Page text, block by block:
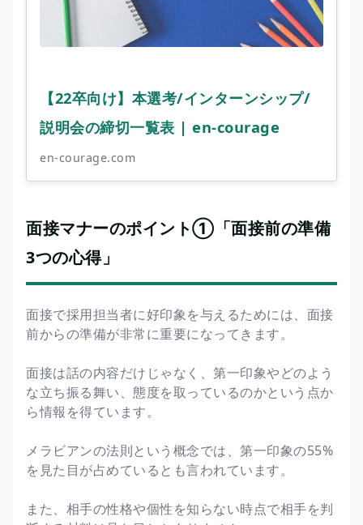
【22卒向け】本選考/インターンシップ/
説明会の締切一覧表 | en-courage
en-courage.com
面接マナーのポイント①「面接前の準備
3つの心得」
面接で採用担当者に好印象を与えるためには、面接
前からの準備が非常に重要になってきます。
面接は話の内容だけじゃなく、第一印象やどのよう
な立ち振る舞い、態度を取っているのかという点か
ら情報を得ています。
メラビアンの法則という概念では、第一印象の55%
を見た目が占めているとも言われています。
また、相手の性格や個性を知らない時点で相手を判